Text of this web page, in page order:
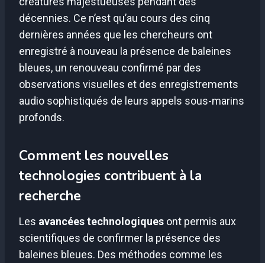
décennies. Ce n’est qu’au cours des cinq
dernières années que les chercheurs ont
enregistré à nouveau la présence de baleines
bleues, un renouveau confirmé par des
observations visuelles et des enregistrements
audio sophistiqués de leurs appels sous-marins
profonds.
Comment les nouvelles
technologies contribuent à la
recherche
Les avancées technologiques ont permis aux
scientifiques de confirmer la présence des
baleines bleues. Des méthodes comme les